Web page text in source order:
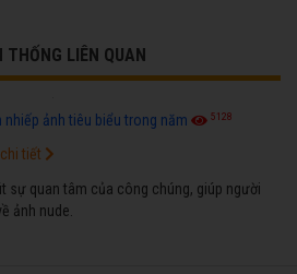
THỐNG LIÊN QUAN
ảnh tiêu biểu trong năm 5128
sự quan tâm của công chúng, giúp người
ảnh nude.
tiết